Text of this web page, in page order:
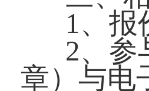
1、报
2、参
章）与电